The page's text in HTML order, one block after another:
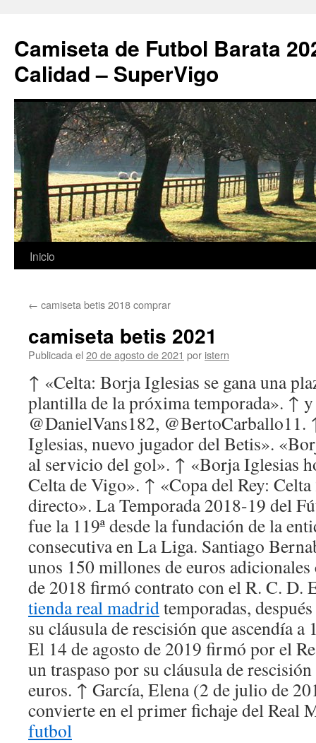
Camiseta de Futbol Barata
Calidad – SuperVigo
Saltar
contenido
Inicio
← camiseta betis 2018 comprar
camiseta betis 2021
Publicada el 20 de agosto de 2021 por istern
↑ «Celta: Borja Iglesias se gana una
plantilla de la próxima temporada». ↑
@DanielVans182,
Iglesias, nuevo jugador del Betis».
al servicio del gol». ↑ «Borja Iglesias
Celta de Vigo». ↑ «Copa del Rey:
directo». La Temporada 2018-19 del
fue la 119ª desde la fundación de la
consecutiva en La Liga. Santiago
unos 150 millones de euros
de 2018 firmó contrato con el R. C. D.
tienda real madridtemporadas,
su cláusula de rescisión que ascendía
El 14 de agosto de 2019 firmó por el
un traspaso por su cláusula de
euros. ↑ García, Elena (2 de julio de
convierte en el primer fichaje del Real
futbol